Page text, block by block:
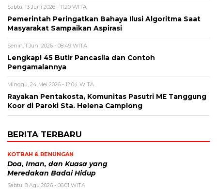
Sabtu, 13 Juni 2026 - 11:20 WITA
Pemerintah Peringatkan Bahaya Ilusi Algoritma Saat
Masyarakat Sampaikan Aspirasi
Senin, 1 Juni 2026 - 08:49 WITA
Lengkap! 45 Butir Pancasila dan Contoh
Pengamalannya
Minggu, 24 Mei 2026 - 12:04 WITA
Rayakan Pentakosta, Komunitas Pasutri ME Tanggung
Koor di Paroki Sta. Helena Camplong
BERITA TERBARU
KOTBAH & RENUNGAN
​Doa, Iman, dan Kuasa yang
Meredakan Badai Hidup
Sabtu, 8 Agu 2026 - 06:01 WITA